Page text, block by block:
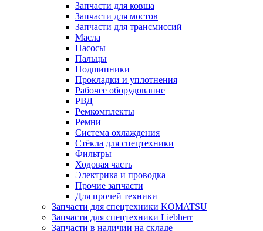
Запчасти для ковша
Запчасти для мостов
Запчасти для трансмиссий
Масла
Насосы
Пальцы
Подшипники
Прокладки и уплотнения
Рабочее оборудование
РВД
Ремкомплекты
Ремни
Система охлаждения
Стёкла для спецтехники
Фильтры
Ходовая часть
Электрика и проводка
Прочие запчасти
Для прочей техники
Запчасти для спецтехники KOMATSU
Запчасти для спецтехники Liebherr
Запчасти в наличии на складе